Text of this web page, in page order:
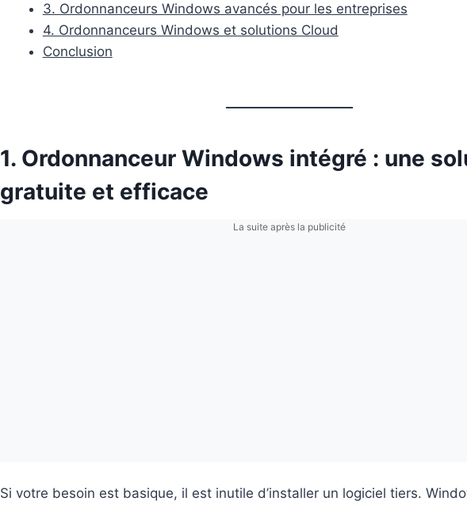
3. Ordonnanceurs Windows avancés pour les entreprises
4. Ordonnanceurs Windows et solutions Cloud
Conclusion
1. Ordonnanceur Windows intégré : une
gratuite et efficace
La suite après la publicité
Si votre besoin est basique, il est inutile d’installer un logiciel tiers.